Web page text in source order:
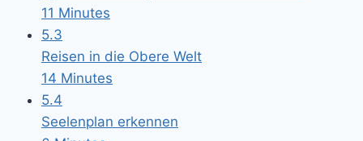
11 Minutes
5.3
Reisen in die Obere Welt
14 Minutes
5.4
Seelenplan erkennen